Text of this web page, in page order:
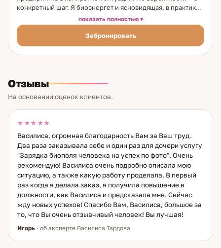
конкретный шаг. Я биоэнергет и ясновидящая, в практике
30 лет. С 18 лет начала замечать: внутренний голос
подсказывает — что произойдёт, с кем предстоит встреча,
имя человека, который появится. Сначала пугало. Потом
события стали подтверждаться — и я приняла это как
инструмент. Прошла обучение, научилась направлять дар
и не «смотрите сами» — а что именно нужно делать и
народные методы. Темы: отношения — намерения
человека, стоит ли доверять; карьера — какой выбор
сделать; семья; личные решения. Из практики: помогла
Сказала — куда пойти и когда именно. Там она
познакомилась с мужчиной. В браке уже более 10 лет.
показать полностью
Забронировать
Отзывы
На основании оценок клиентов.
★★★★★
Василиса, огромная благодарность Вам за Ваш труд.
Два раза заказывала себе и один раз для дочери услугу
"Зарядка биополя человека на успех по фото". Очень
рекомендую! Василиса очень подробно описала мою
ситуацию, а также какую работу проделала. В первый
раз когда я делала заказ, я получила повышение в
должности, как Василиса и предсказала мне. Сейчас
жду новых успехов! Спасибо Вам, Василиса, большое за
то, что Вы очень отзывчивый человек! Вы лучшая!
Игорь · об эксперте Василиса Тардова